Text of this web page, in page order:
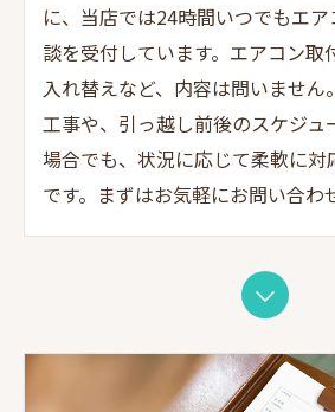
に、当店では24時間いつでもエ
談を受付しています。エアコン取
入れ替えなど、内容は問いません
工事や、引っ越し前後のスケジュ
場合でも、状況に応じて柔軟に対
です。まずはお気軽にお問い合わ